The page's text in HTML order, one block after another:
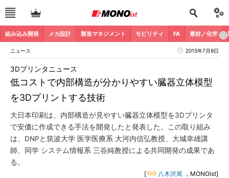
組み込み開発 メカ設計 製造マネジメント モビリティ FA 素材／化学
ニュース 2015年7月9日
低コストで内部構造が分かりやすい臓器立体模型
を3Dプリントする技術
3Dプリンタニュース
大日本印刷は、内部構造が見やすい臓器立体模型を3Dプリンタ
で安価に作成できる手法を開発したと発表した。この取り組み
は、DNPと筑波大学 医学医療系 大河内信弘教授、大城幸雄講
師、同学 システム情報系 三谷純教授による共同開発の成果であ
る。
[ 八木沢篤 ，MONOist]